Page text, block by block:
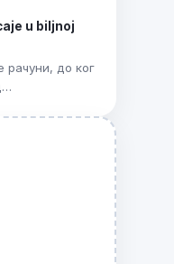
u biljnoj
рачуни, до ког